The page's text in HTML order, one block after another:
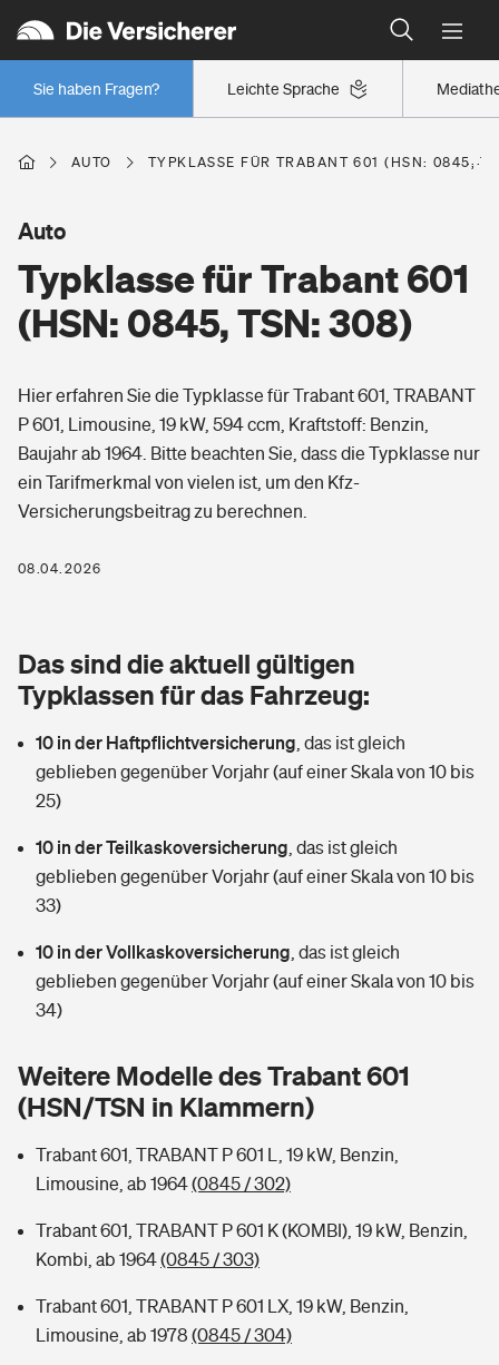
Leichte Sprache
Sie haben Fragen?
Wer versichert was: Jetzt Versicherer finden
Regionalklassen: So ist Ihre Region eingestuft
Wer versichert was: Jetzt Versicherer finden
Berufsunfähigkeitsversicherung
Erwerbsunfähigkeitsversicherung
Grundfähigkeitsversicherung
Arbeitsrechtsschutz
Berufshaftpflichtversicherung
Zur Übersicht
Tools
Wer versichert was: Jetzt Versicherer finden
Sie haben Fragen?
Wohnen
Glasversicherung
Mietkautionsversicherung
Restkreditversicherung
Zur Übersicht
Tools
Wer versichert was: Jetzt Versicherer finden
Sie haben Fragen?
Freizeit
Pri­vate Haft­pflicht­
Kinderunfall­ver­si­che­rung
Kinderinvalidität
Hundehalter-Haftpflicht
Handyversicherung
Musikinstrumentenversicherung
Zur Übersicht
Kinderunfall-Check: Mehr Sicherheit für deine Kids
Gesundheit
Private Krankenversicherung
Dread-Disease-Versicherung
Tierkrankenversicherung
Zur Übersicht
Tools
Wer versichert was: Jetzt Versicherer finden
Sie haben Fragen?
Rentenrechner: Wie viel Geld bekomme ich im Alter?
AUTO TYPKLASSE FÜR TRABANT 601 (HSN: 0845,
Typklasse für Trabant 601
(HSN: 0845, TSN: 308)
Auto
Hier erfahren Sie die Typklasse für Trabant 601, TRABANT
P 601, Limousine, 19 kW, 594 ccm, Kraftstoff: Benzin,
Baujahr ab 1964. Bitte beachten Sie, dass die Typklasse nur
ein Tarifmerkmal von vielen ist, um den Kfz-
Versicherungsbeitrag zu berechnen.
08.04.2026
Das sind die aktuell gültigen
Typklassen für das Fahrzeug:
10 in der Haftpflichtversicherung das ist gleich
geblieben gegenüber Vorjahr (auf einer Skala von 10 bis
25)
10 in der Teilkaskoversicherung das ist gleich
geblieben gegenüber Vorjahr (auf einer Skala von 10 bis
33)
10 in der Vollkaskoversicherung das ist gleich
geblieben gegenüber Vorjahr (auf einer Skala von 10 bis
34)
Weitere Modelle des Trabant 601
(HSN/TSN in Klammern)
Trabant 601, TRABANT P 601 L, 19 kW, Benzin,
Limousine, ab 1964(0845 / 302)
Trabant 601, TRABANT P 601 K (KOMBI), 19 kW, Benzin,
Kombi, ab 1964(0845 / 303)
Trabant 601, TRABANT P 601 LX, 19 kW, Benzin,
Limousine, ab 1978 (0845 / 304)